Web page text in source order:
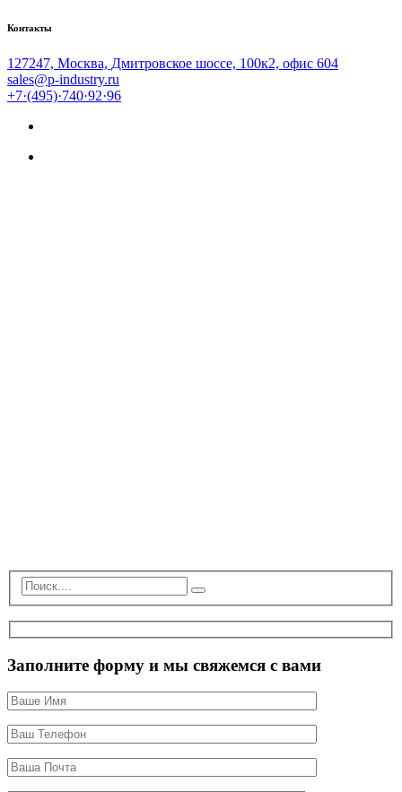
Контакты
127247, Москва, Дмитровское шоссе, 100к2, офис 604
sales@p-industry.ru
+7·(495)·740·92·96
Заполните форму и мы свяжемся с вами